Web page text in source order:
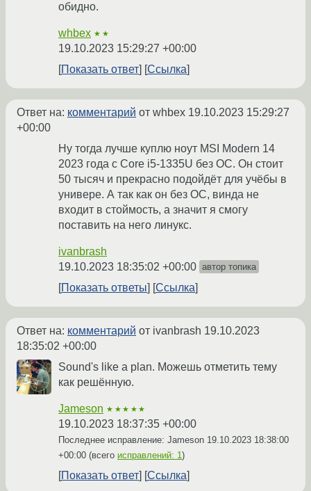
обидно.
whbex ★★
19.10.2023 15:29:27 +00:00
Показать ответ
Ссылка
Ответ на: комментарий от whbex 19.10.2023 15:29:27
+00:00
Ну тогда лучше куплю ноут MSI Modern 14
2023 года с Core i5-1335U без ОС. Он стоит
50 тысяч и прекрасно подойдёт для учёбы в
универе. А так как он без ОС, винда не
входит в стоймость, а значит я смогу
поставить на него линукс.
ivanbrash
19.10.2023 18:35:02 +00:00 автор топика
Показать ответы Ссылка
Ответ на: комментарий от ivanbrash 19.10.2023
18:35:02 +00:00
Sound's like a plan. Можешь отметить тему
как решённую.
Jameson ★★★★★
19.10.2023 18:37:35 +00:00
Последнее исправление: Jameson 19.10.2023 18:38:00
+00:00 (всего исправлений: 1)
Показать ответ Ссылка